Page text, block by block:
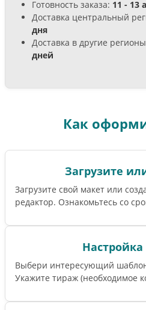
Готовность заказа: 11 - 13
Доставка центральный
дня
Доставка в другие
дней
Как
Загрузите
Загрузите свой макет или
редактор. Ознакомьтесь со
Выбери интересующий
Укажите тираж (необходимое